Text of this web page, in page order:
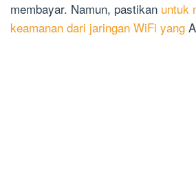
membayar. Namun, pastikan untuk
keamanan dari jaringan WiFi yang